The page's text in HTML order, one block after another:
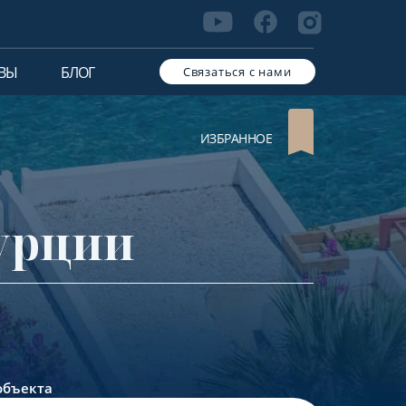
БЛОГ Связаться с нами
ИЗБРАННОЕ